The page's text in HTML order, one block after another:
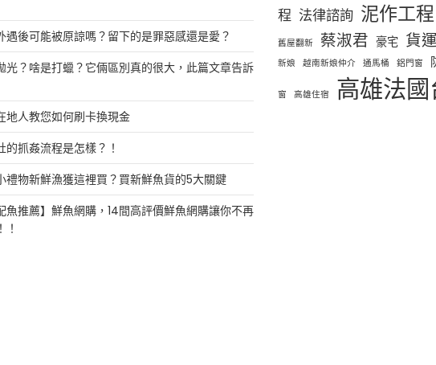
遇後可能被原諒嗎？留下的是罪惡感還是愛？
光？啥是打蠟？它倆區別真的很大，此篇文章告訴
地人教您如何刷卡換現金
的抓姦流程是怎樣？！
禮物新鮮漁獲這裡買？買新鮮魚貨的5大關鍵
魚推薦】鮮魚網購，14間高評價鮮魚網購讓你不再
！
程 法律諮詢 泥作工程
舊屋翻新 蔡淑君 豪宅 貨
新娘
越南新娘仲介 通馬桶 鋁門窗
窗 高雄住宿 高雄法